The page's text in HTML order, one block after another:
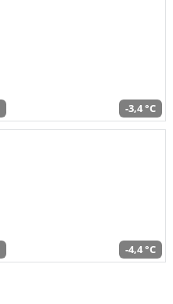
-3,4 °C
-4,4 °C